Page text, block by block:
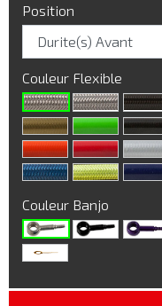
Position
Couleur Flexible
Couleur Banjo